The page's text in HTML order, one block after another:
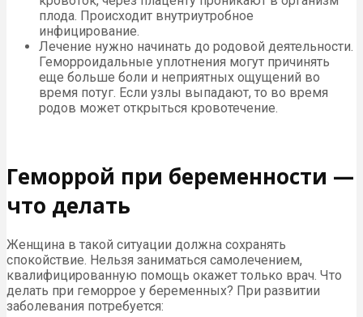
плода. Происходит внутриутробное
инфицирование.
Лечение нужно начинать до родовой деятельности.
Геморроидальные уплотнения могут причинять
еще больше боли и неприятных ощущений во
время потуг. Если узлы выпадают, то во время
родов может открыться кровотечение.
Геморрой при беременности —
что делать
Женщина в такой ситуации должна сохранять
спокойствие. Нельзя заниматься самолечением,
квалифицированную помощь окажет только врач. Что
делать при геморрое у беременных? При развитии
заболевания потребуется: